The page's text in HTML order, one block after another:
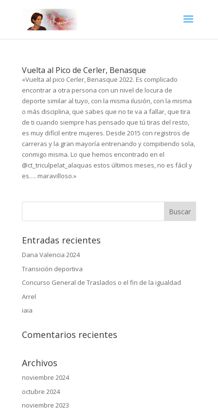
Vuelta al Pico de Cerler, Benasque
«Vuelta al pico Cerler, Benasque 2022. Es complicado
encontrar a otra persona con un nivel de locura de
deporte similar al tuyo, con la misma ilusión, con la misma
o más disciplina, que sabes que no te va a fallar, que tira
de ti cuando siempre has pensado que tú tiras del resto,
es muy difícil entre mujeres. Desde 2015 con registros de
carreras y la gran mayoría entrenando y compitiendo sola,
conmigo misma. Lo que hemos encontrado en el
@ct_triculpelat_alaquas estos últimos meses, no es fácil y
es…. maravilloso.»
Entradas recientes
Dana Valencia 2024
Transición deportiva
Concurso General de Traslados o el fin de la igualdad
Arrel
iaia
Comentarios recientes
Archivos
noviembre 2024
octubre 2024
noviembre 2023